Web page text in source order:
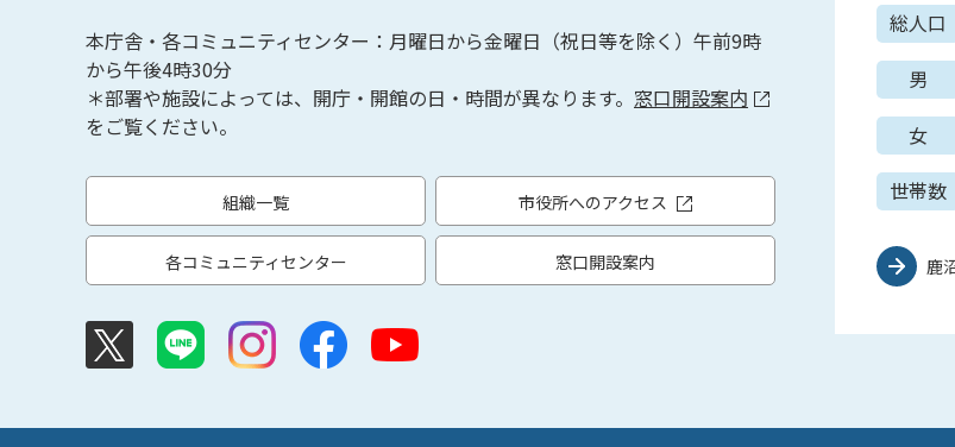
本庁舎・各コミュニティセンター：月曜日から金曜日（祝日等を除く）午前9時
から午後4時30分
＊部署や施設によっては、開庁・開館の日・時間が異なります。 窓口開設案内
をご覧ください。
組織一覧 市役所へのアクセス
各コミュニティセンター 窓口開設案内
総人口
男
女
世帯数
鹿